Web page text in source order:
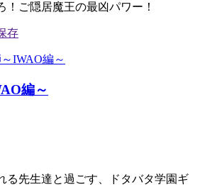
！ご隠居魔王の最凶パワー！
編～
る先生達と過ごす、ドタバタ学園ギ